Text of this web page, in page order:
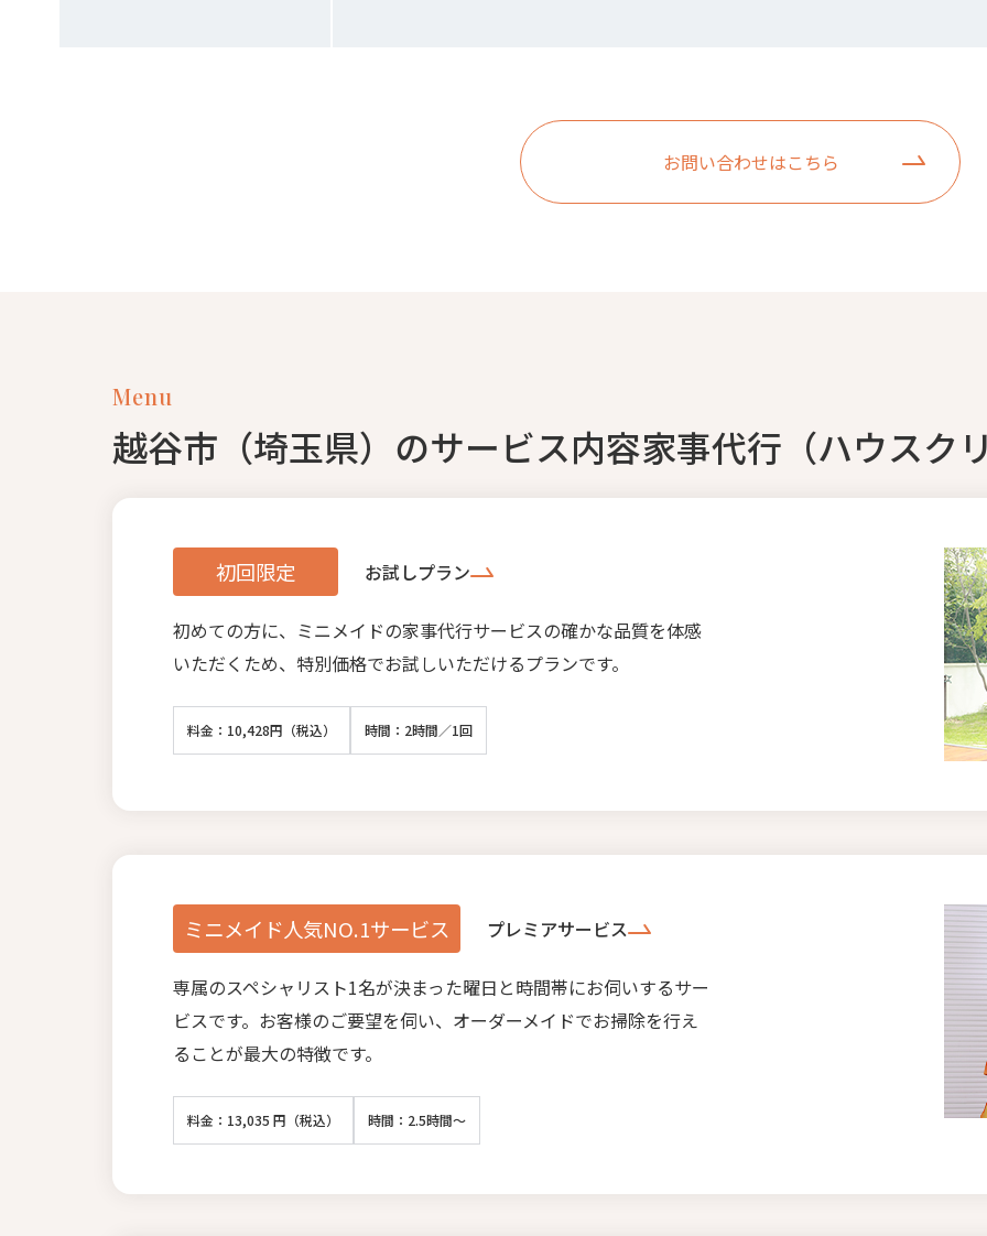
お問い合わせはこちら
Menu
越谷市（埼玉県）のサービス内容家事代行（ハウスク
初回限定 お試しプラン
初めての方に、ミニメイドの家事代行サービスの確かな品質を体感
いただくため、特別価格でお試しいただけるプランです。
料金：10,428円（税込） 時間：2時間／1回
ミニメイド人気NO.1サービス プレミアサービス
専属のスペシャリスト1名が決まった曜日と時間帯にお伺いするサー
ビスです。お客様のご要望を伺い、オーダーメイドでお掃除を行え
ることが最大の特徴です。
料金：13,035 円（税込） 時間：2.5時間～